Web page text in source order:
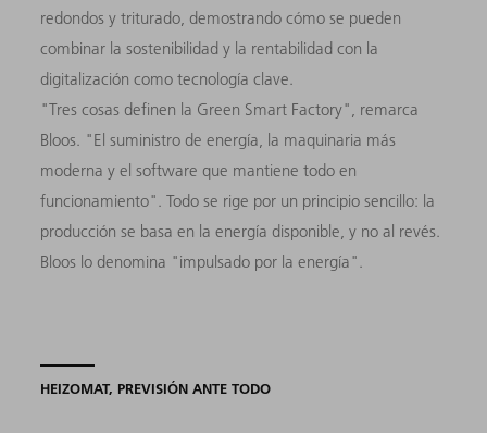
redondos y triturado, demostrando cómo se pueden
combinar la sostenibilidad y la rentabilidad con la
digitalización como tecnología clave.
"Tres cosas definen la Green Smart Factory", remarca
Bloos. "El suministro de energía, la maquinaria más
moderna y el software que mantiene todo en
funcionamiento". Todo se rige por un principio sencillo: la
producción se basa en la energía disponible, y no al revés.
Bloos lo denomina "impulsado por la energía".
HEIZOMAT, PREVISIÓN ANTE TODO